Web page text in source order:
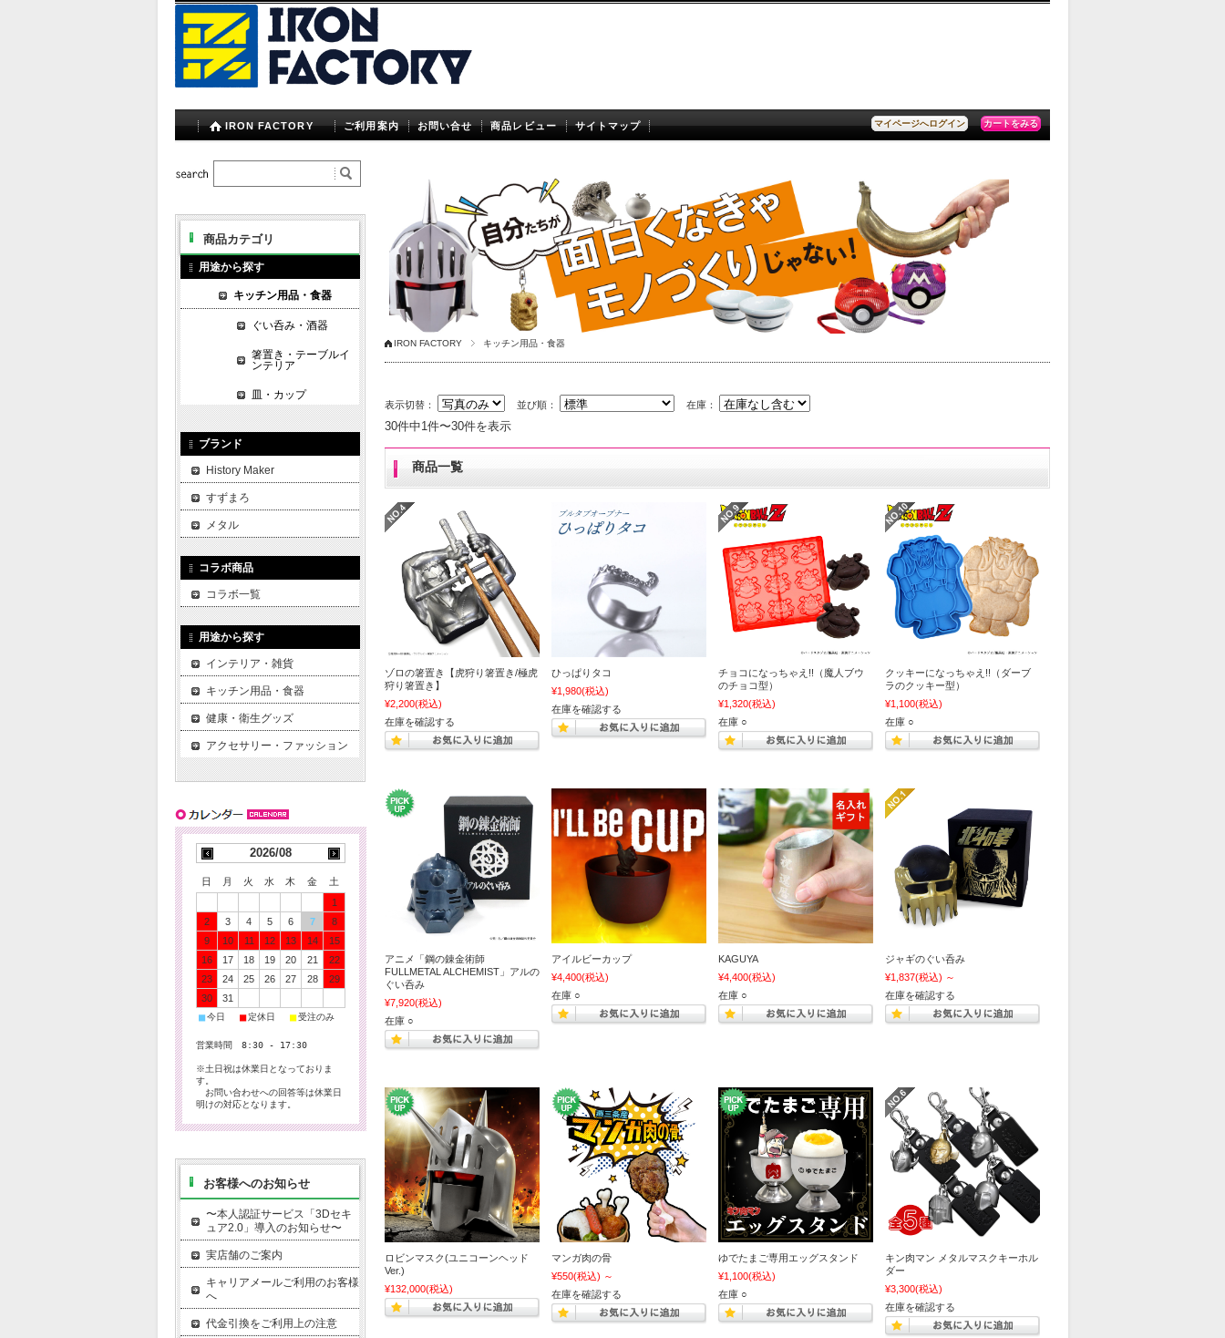
マイページへログイン カートをみる
IRON FACTORY ご利用案内 お問い合せ 商品レビュー サイトマップ
IRON FACTORY キッチン用品・食器
表示切替： 並び順： 在庫：
30件中1件〜30件を表示
商品一覧
ゾロの箸置き【虎狩り箸置き/極虎
狩り箸置き】
¥2,200(税込)
在庫を確認する
ひっぱりタコ
¥1,980(税込)
在庫を確認する
チョコになっちゃえ!!（魔人ブウ
のチョコ型）
¥1,320(税込)
在庫 ○
クッキーになっちゃえ!!（ダーブ
ラのクッキー型）
¥1,100(税込)
在庫 ○
アニメ「鋼の錬金術師
FULLMETAL ALCHEMIST」アルの
ぐい呑み
¥7,920(税込)
在庫 ○
アイルビーカップ
¥4,400(税込)
在庫 ○
KAGUYA
¥4,400(税込)
在庫 ○
ジャギのぐい呑み
¥1,837(税込) ～
在庫を確認する
ロビンマスク(ユニコーンヘッド
Ver.)
¥132,000(税込)
マンガ肉の骨
¥550(税込) ～
在庫を確認する
ゆでたまご専用エッグスタンド
¥1,100(税込)
在庫 ○
キン肉マン メタルマスクキーホル
ダー
¥3,300(税込)
在庫を確認する
商品カテゴリ
用途から探す
キッチン用品・食器
ぐい呑み・酒器
箸置き・テーブルイ
ンテリア
皿・カップ
ブランド
History Maker
すずまろ
メタル
コラボ商品
コラボ一覧
用途から探す
インテリア・雑貨
キッチン用品・食器
健康・衛生グッズ
アクセサリー・ファッション
2026/08
日 月 火 水 木 金
土
1
2
3 4 5 6 7
8
9
10 11 12 13 14
15
16
17 18 19 20 21
22
23
24 25 26 27 28
29
30
31
■ 今日 ■ 定休日 ■ 受注のみ
営業時間 8:30 - 17:30
※土日祝は休業日となっておりま
す。
お問い合わせへの回答等は休業日
明けの対応となります。
お客様へのお知らせ
〜本人認証サービス「3Dセキ
ュア2.0」導入のお知らせ〜
実店舗のご案内
キャリアメールご利用のお客様
へ
代金引換をご利用上の注意